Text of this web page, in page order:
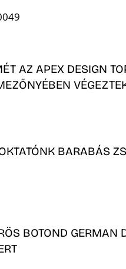
AZ APEX DESIGN
BARABÁS
BOTOND GERMAN